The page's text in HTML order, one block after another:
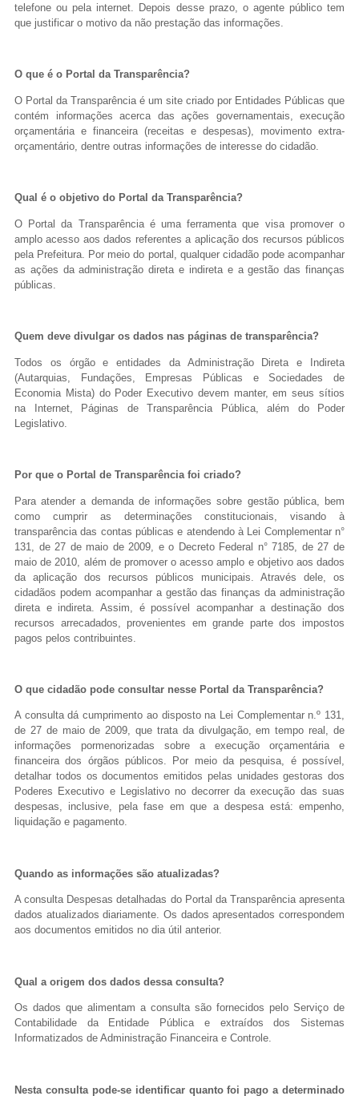
telefone ou pela internet. Depois desse prazo, o agente público tem
que justificar o motivo da não prestação das informações.
O que é o Portal da Transparência?
O Portal da Transparência é um site criado por Entidades Públicas que
contém informações acerca das ações governamentais, execução
orçamentária e financeira (receitas e despesas), movimento extra-
orçamentário, dentre outras informações de interesse do cidadão.
Qual é o objetivo do Portal da Transparência?
O Portal da Transparência é uma ferramenta que visa promover o
amplo acesso aos dados referentes a aplicação dos recursos públicos
pela Prefeitura. Por meio do portal, qualquer cidadão pode acompanhar
as ações da administração direta e indireta e a gestão das finanças
públicas.
Quem deve divulgar os dados nas páginas de transparência?
Todos os órgão e entidades da Administração Direta e Indireta
(Autarquias, Fundações, Empresas Públicas e Sociedades de
Economia Mista) do Poder Executivo devem manter, em seus sítios
na Internet, Páginas de Transparência Pública, além do Poder
Legislativo.
Por que o Portal de Transparência foi criado?
Para atender a demanda de informações sobre gestão pública, bem
como cumprir as determinações constitucionais, visando à
transparência das contas públicas e atendendo à Lei Complementar n°
131, de 27 de maio de 2009, e o Decreto Federal n° 7185, de 27 de
maio de 2010, além de promover o acesso amplo e objetivo aos dados
da aplicação dos recursos públicos municipais. Através dele, os
cidadãos podem acompanhar a gestão das finanças da administração
direta e indireta. Assim, é possível acompanhar a destinação dos
recursos arrecadados, provenientes em grande parte dos impostos
pagos pelos contribuintes.
O que cidadão pode consultar nesse Portal da Transparência?
A consulta dá cumprimento ao disposto na Lei Complementar n.º 131,
de 27 de maio de 2009, que trata da divulgação, em tempo real, de
informações pormenorizadas sobre a execução orçamentária e
financeira dos órgãos públicos. Por meio da pesquisa, é possível,
detalhar todos os documentos emitidos pelas unidades gestoras dos
Poderes Executivo e Legislativo no decorrer da execução das suas
despesas, inclusive, pela fase em que a despesa está: empenho,
liquidação e pagamento.
Quando as informações são atualizadas?
A consulta Despesas detalhadas do Portal da Transparência apresenta
dados atualizados diariamente. Os dados apresentados correspondem
aos documentos emitidos no dia útil anterior.
Qual a origem dos dados dessa consulta?
Os dados que alimentam a consulta são fornecidos pelo Serviço de
Contabilidade da Entidade Pública e extraídos dos Sistemas
Informatizados de Administração Financeira e Controle.
Nesta consulta pode-se identificar quanto foi pago a determinado